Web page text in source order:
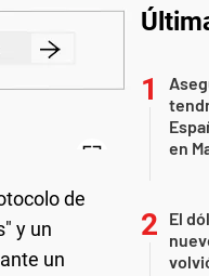
de
y un
un
en
El